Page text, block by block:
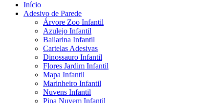
Início
Adesivo de Parede
Árvore Zoo Infantil
Azulejo Infantil
Bailarina Infantil
Cartelas Adesivas
Dinossauro Infantil
Flores Jardim Infantil
Mapa Infantil
Marinheiro Infantil
Nuvens Infantil
Pipa Nuvem Infantil